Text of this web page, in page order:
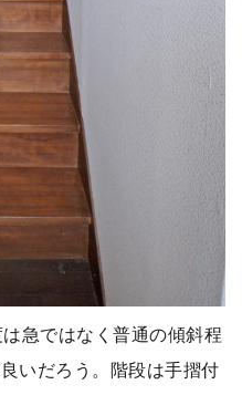
急ではなく普通の傾斜程
いだろう。階段は手摺付